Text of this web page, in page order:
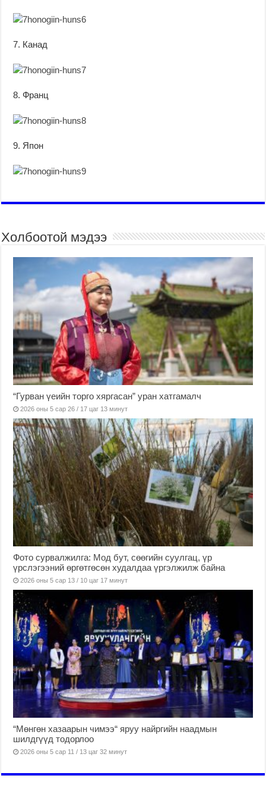
7. Канад
8. Франц
9. Япон
Холбоотой мэдээ
“Гурван үеийн торго хяргасан” уран хатгамалч
2026 оны 5 сар 26 / 17 цаг 13 минут
Фото сурвалжилга: Мод бут, сөөгийн суулгац, үр
үрслэгээний өргөтгөсөн худалдаа үргэлжилж байна
2026 оны 5 сар 13 / 10 цаг 17 минут
“Мөнгөн хазаарын чимээ“ яруу найргийн наадмын
шилдгүүд тодорлоо
2026 оны 5 сар 11 / 13 цаг 32 минут